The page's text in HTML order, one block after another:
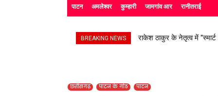
पाटन अमलेश्वर कुम्हारी जामगांव आर रानीतराई
BREAKING NEWS राकेश ठाकुर के नेतृत्व में “स्मार्ट
सड़क हादसे के बाद उपचाररत
छत्तीसगढ़ पाटन के गोठ पाटन